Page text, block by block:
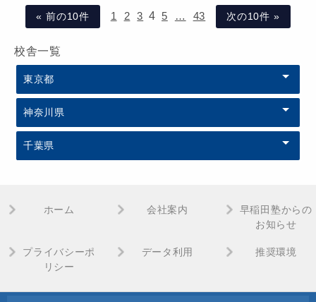
« 前の10件 1 2 3 4 5 … 43 次の10件 »
校舎一覧
東京都
神奈川県
千葉県
ホーム 会社案内
早稲田塾からの
お知らせ
プライバシーポ
リシー
データ利用 推奨環境